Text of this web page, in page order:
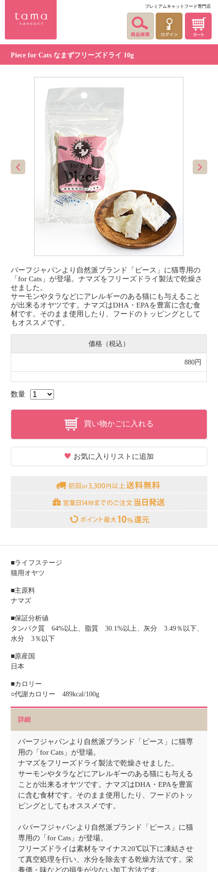
プレミアムキャットフード専門店
Piece for Cats なまずフリーズドライ 10g
バーフジャパンより自然派ブランド「ピース」に猫専用の
「for Cats」が登場。ナマズをフリーズドライ製法で乾燥さ
せました。
サーモンやタラなどにアレルギーのある猫にも与えること
が出来るオヤツです。ナマズはDHA・EPAを豊富に含む食
材です。そのまま使用したり、フードのトッピングとして
もオススメです。
価格（税込）
880円
数量
買い物かごに入れる
お気に入りリストに追加
■ライフステージ
猫用オヤツ
■主原料
ナマズ
■保証分析値
タンパク質 64%以上、脂質 30.1%以上、灰分 3.49％以下、
水分 3％以下
■原産国
日本
■カロリー
○代謝カロリー 489kcal/100g
詳細
バーフジャパンより自然派ブランド「ピース」に猫専
用の「for Cats」が登場。
ナマズをフリーズドライ製法で乾燥させました。
サーモンやタラなどにアレルギーのある猫にも与える
ことが出来るオヤツです。ナマズはDHA・EPAを豊富
に含む食材です。そのまま使用したり、フードのトッ
ピングとしてもオススメです。
ババーフジャパンより自然派ブランド「ピース」に猫
専用の「for Cats」が登場。
フリーズドライは素材をマイナス20℃以下に凍結させ
て真空処理を行い、水分を除去する乾燥方法です。栄
養価・味などの損失が少ない加工方法です。